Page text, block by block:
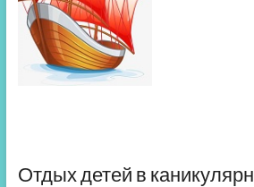
Отдых детей в